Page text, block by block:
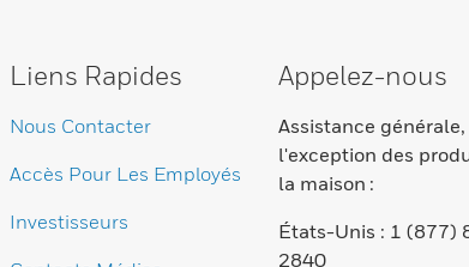
Liens Rapides
Nous Contacter
Accès Pour Les Employés
Investisseurs
Appelez-nous
Assistance générale,
l'exception des
la maison :
États-Unis : 1 (877)
2840